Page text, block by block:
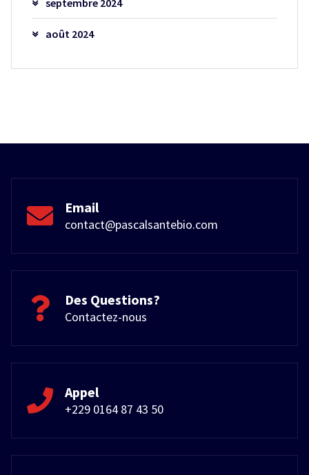
août 2024
Email
contact@pascalsantebio.com
Des Questions?
Contactez-nous
Appel
+229 0164 87 43 50